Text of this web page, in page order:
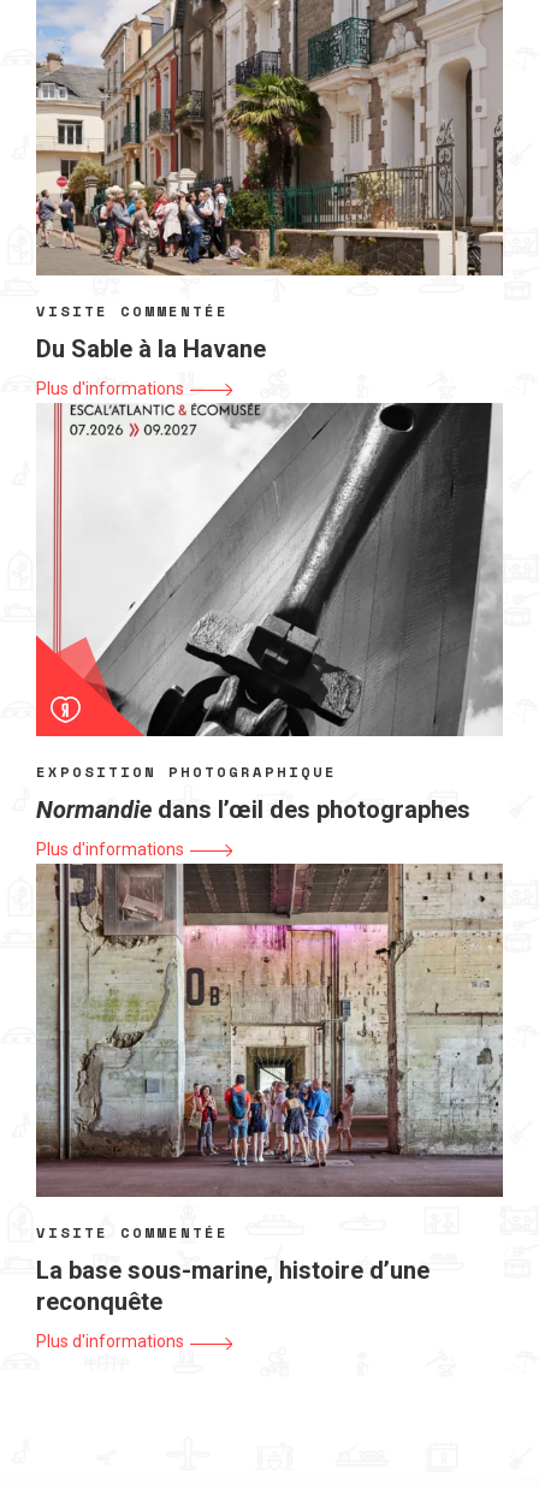
VISITE COMMENTÉE
Du Sable à la Havane
Plus d'informations
EXPOSITION PHOTOGRAPHIQUE
Normandie dans l’œil des photographes
Plus d'informations
VISITE COMMENTÉE
La base sous-marine, histoire d’une
reconquête
Plus d'informations